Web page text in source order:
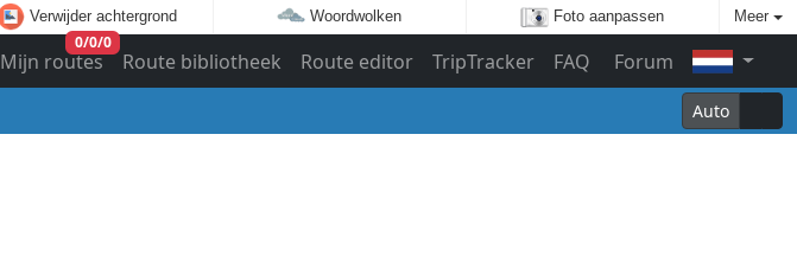
Verwijder achtergrond Woordwolken Foto aanpassen Meer
Mijn routes
0/0/0
Route bibliotheek Route editor TripTracker FAQ
Forum
Auto